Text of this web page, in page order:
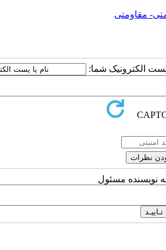
مقاومتی
پست الکترونیک شما:
نویسنده مسئول